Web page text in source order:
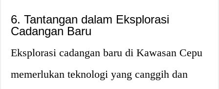
6. Tantangan dalam Eksplorasi
Cadangan Baru
Eksplorasi cadangan baru di Kawasan Cepu
memerlukan teknologi yang canggih dan